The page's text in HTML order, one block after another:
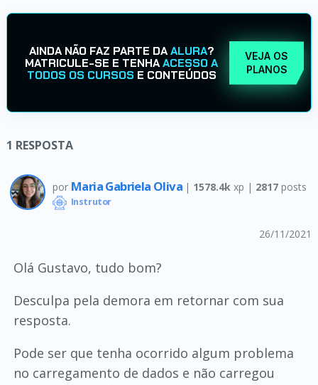
AINDA NÃO FAZ PARTE DAALURA?
MATRICULE-SE E TENHAACESSO A
TODOS OS CURSOS E CONTEÚDOS
VEJA OS
PLANOS
1 RESPOSTA
por Maria Gabriela Oliva | 1578.4k xp | 2817 posts
Instrutor
26/11/2021
Olá Gustavo, tudo bom?
Desculpa pela demora em retornar com sua
resposta.
Pode ser que tenha ocorrido algum problema
no carregamento de dados e não carregou